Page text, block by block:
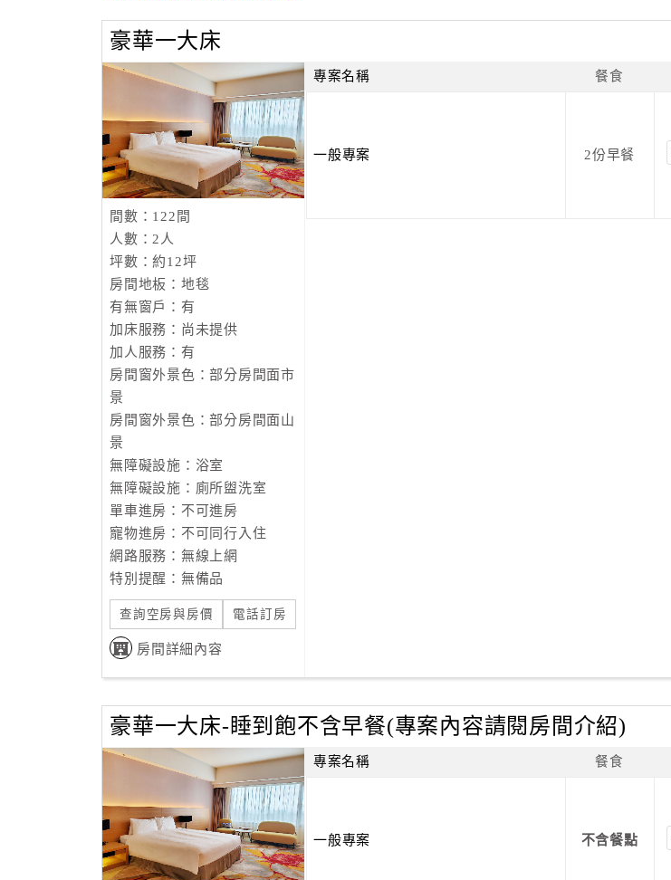
豪華一大床
間數：122間
人數：2人
坪數：約12坪
房間地板：地毯
有無窗戶：有
加床服務：尚未提供
加人服務：有
房間窗外景色：部分房間面市
景
房間窗外景色：部分房間面山
景
無障礙設施：浴室
無障礙設施：廁所盥洗室
單車進房：不可進房
寵物進房：不可同行入住
網路服務：無線上網
特別提醒：無備品
查詢空房與房價 電話訂房
房間詳細內容
專案名稱 餐食
一般專案 2份早餐
豪華一大床-睡到飽不含早餐(專案內容請閱房間介紹)
專案名稱 餐食
一般專案 不含餐點